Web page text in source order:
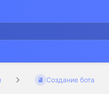
Создание бота